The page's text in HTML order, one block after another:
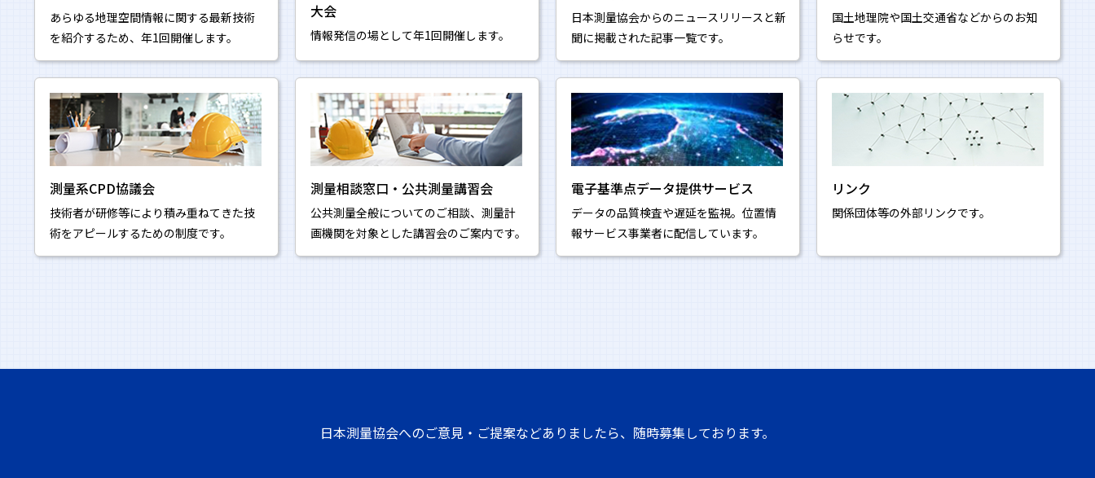
あらゆる地理空間情報に関する最新技術
を紹介するため、年1回開催します。
大会
情報発信の場として年1回開催します。
日本測量協会からのニュースリリースと新
聞に掲載された記事一覧です。
国土地理院や国土交通省などからのお知
らせです。
測量系CPD協議会
技術者が研修等により積み重ねてきた技
術をアピールするための制度です。
測量相談窓口・公共測量講習会
公共測量全般についてのご相談、測量計
画機関を対象とした講習会のご案内です。
電子基準点データ提供サービス
データの品質検査や遅延を監視。位置情
報サービス事業者に配信しています。
リンク
関係団体等の外部リンクです。
日本測量協会へのご意見・ご提案などありましたら、随時募集しております。